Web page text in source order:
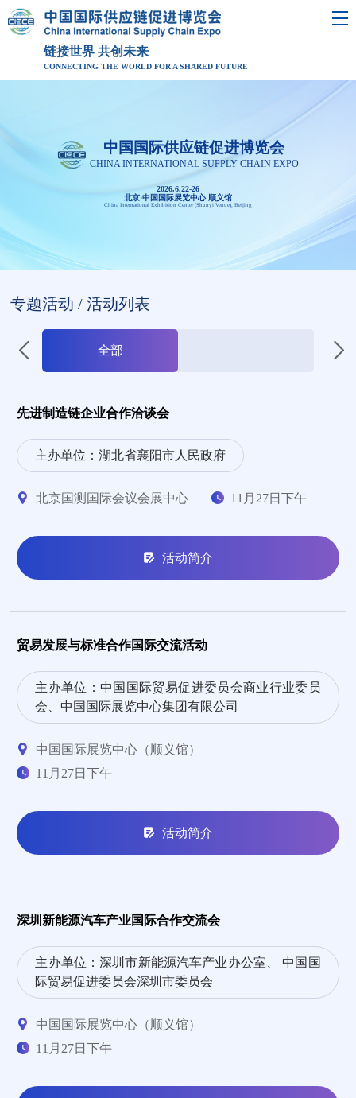
链接世界 共创未来
CONNECTING THE WORLD FOR A SHARED FUTURE
中国国际供应链促进博览会
CHINA INTERNATIONAL SUPPLY CHAIN EXPO
2026.6.22-26
北京·中国国际展览中心 顺义馆
China International Exhibition Center (Shunyi Venue), Beijing
专题活动 / 活动列表
全部
先进制造链企业合作洽谈会
主办单位：湖北省襄阳市人民政府
北京国测国际会议会展中心 11月27日下午
活动简介
贸易发展与标准合作国际交流活动
主办单位：中国国际贸易促进委员会商业行业委员
会、中国国际展览中心集团有限公司
中国国际展览中心（顺义馆）
11月27日下午
活动简介
深圳新能源汽车产业国际合作交流会
主办单位：深圳市新能源汽车产业办公室、 中国国
际贸易促进委员会深圳市委员会
中国国际展览中心（顺义馆）
11月27日下午